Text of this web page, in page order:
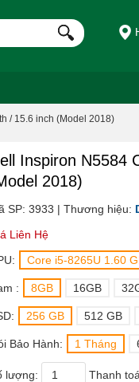
/ 15.6 inch (Model 2018)
Inspiron N5584
2018)
SP: 3933 | Thương hiệu:
Liên Hệ
Core i5-8265U 1.60
: 8GB 16GB
256 GB 512 GB
Bảo Hành: 1 Tháng
lượng: Thanh